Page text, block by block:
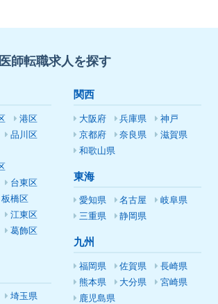
師転職求人を探す
港区
品川区
台東区
板橋区
江東区
葛飾区
埼玉県
関西
大阪府 兵庫県
神戸
京都府
奈良県
滋賀県
和歌山県
東海
愛知県 名古屋
岐阜県
三重県
静岡県
九州
福岡県 佐賀県
長崎県
熊本県
大分県
宮崎県
鹿児島県